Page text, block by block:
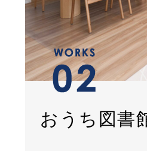
おうち図書